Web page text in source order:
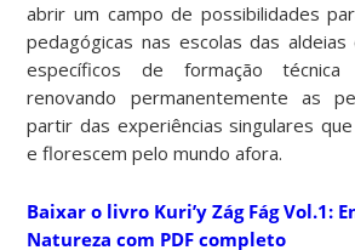
abrir um campo de possibilidades
pedagógicas nas escolas das
específicos de formação
renovando permanentemente as
partir das experiências singulares
e florescem pelo mundo afora.
Baixar o livro Kuri’y Zág Fág Vol.1:
Natureza com PDF completo